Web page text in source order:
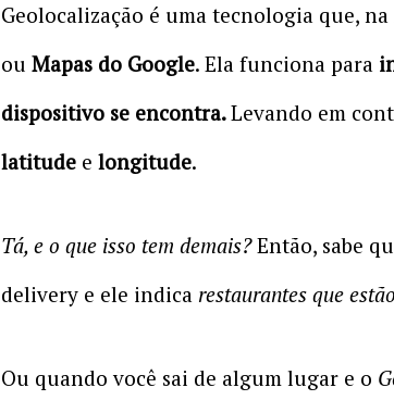
Geolocalização é uma tecnologia que,
ou Mapas do Google. Ela funciona para
dispositivo se encontra.Levando em
latitude e longitude.
Tá, e o que isso tem demais?Então, sabe
delivery e ele indica restaurantes que
Ou quando você sai de algum lugar e o